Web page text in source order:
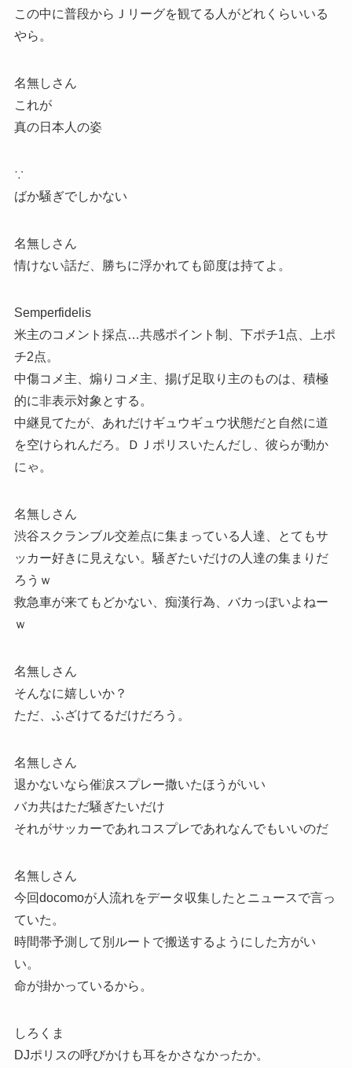
この中に普段からＪリーグを観てる人がどれくらいいる
やら。
名無しさん
これが
真の日本人の姿
∵
ばか騒ぎでしかない
名無しさん
情けない話だ、勝ちに浮かれても節度は持てよ。
Semperfidelis
米主のコメント採点…共感ポイント制、下ポチ1点、上ポ
チ2点。
中傷コメ主、煽りコメ主、揚げ足取り主のものは、積極
的に非表示対象とする。
中継見てたが、あれだけギュウギュウ状態だと自然に道
を空けられんだろ。ＤＪポリスいたんだし、彼らが動か
にゃ。
名無しさん
渋谷スクランブル交差点に集まっている人達、とてもサ
ッカー好きに見えない。騒ぎたいだけの人達の集まりだ
ろうｗ
救急車が来てもどかない、痴漢行為、バカっぽいよねー
ｗ
名無しさん
そんなに嬉しいか？
ただ、ふざけてるだけだろう。
名無しさん
退かないなら催涙スプレー撒いたほうがいい
バカ共はただ騒ぎたいだけ
それがサッカーであれコスプレであれなんでもいいのだ
名無しさん
今回docomoが人流れをデータ収集したとニュースで言っ
ていた。
時間帯予測して別ルートで搬送するようにした方がい
い。
命が掛かっているから。
しろくま
DJポリスの呼びかけも耳をかさなかったか。